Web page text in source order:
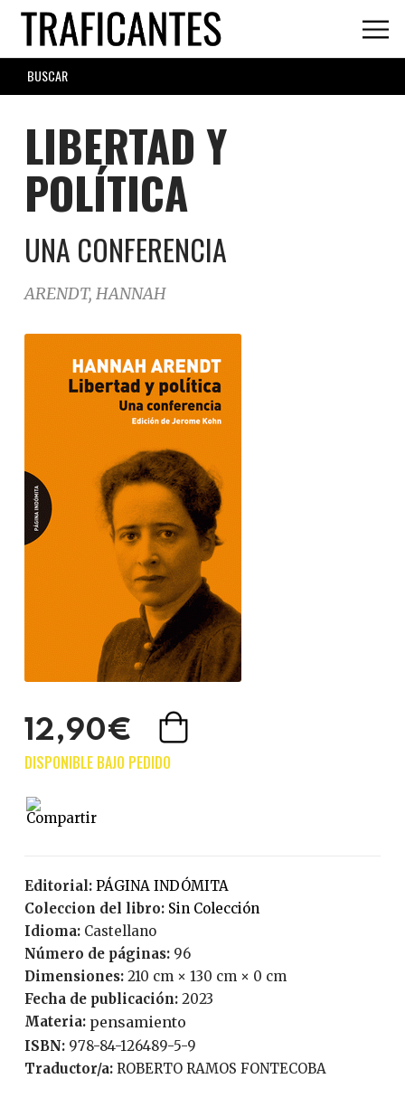
Skip
main
content
SEARCH
FORM
LIBERTAD Y
POLÍTICA
UNA CONFERENCIA
ARENDT, HANNAH
12,90€
Editorial:
PÁGINA INDÓMITA
Coleccion del libro:
Sin Colección
Idioma:
Castellano
Número de páginas:
96
Dimensiones: 210 cm × 130 cm × 0 cm
Fecha de publicación:
2023
Materia: pensamiento
ISBN:
978-84-126489-5-9
Traductor/a:
ROBERTO RAMOS FONTECOBA